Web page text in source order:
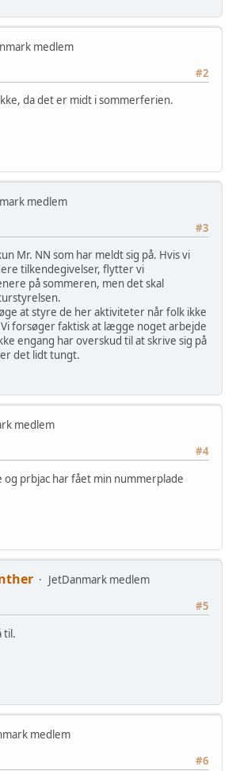
medlem
#2
da det er midt i sommerferien.
medlem
#3
Mr. NN som har meldt sig på. Hvis vi
tilkendegivelser, flytter vi
på sommeren, men det skal
at styre de her aktiviteter når folk ikke
forsøger faktisk at lægge noget arbejde
engang har overskud til at skrive sig på
det lidt tungt.
medlem
#4
og prbjac har fået min nummerplade
JetDanmark medlem
#5
til.
medlem
#6